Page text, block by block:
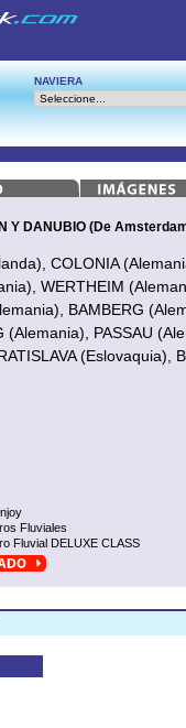
NAVIERA
Y DANUBIO (De
COLONIA
WERTHEIM
BAMBERG
(Alemania), PASSAU
(Eslovaquia),
Fluviales
Fluvial DELUXE CLASS